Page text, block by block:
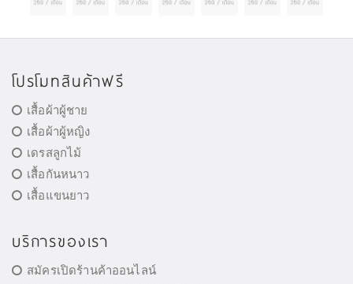
โปรโมทสินค้าฟรี
เสื้อผ้าผู้ชาย
เสื้อผ้าผู้หญิง
เดรสลูกไม้
เสื้อกันหนาว
เสื้อแขนยาว
บริการของเรา
สมัครเปิดร้านค้าออนไลน์